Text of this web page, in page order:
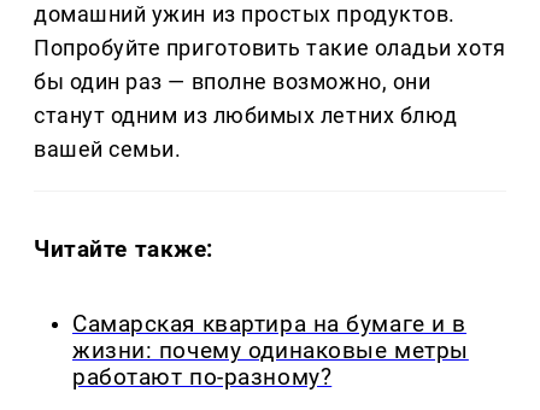
домашний ужин из простых продуктов.
Попробуйте приготовить такие оладьи хотя
бы один раз — вполне возможно, они
станут одним из любимых летних блюд
вашей семьи.
Читайте также:
Самарская квартира на бумаге и в
жизни: почему одинаковые метры
работают по-разному?